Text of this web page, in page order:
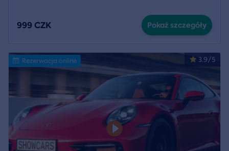
999 CZK Pokaż szczegóły
3.9/5
Rezerwacja online